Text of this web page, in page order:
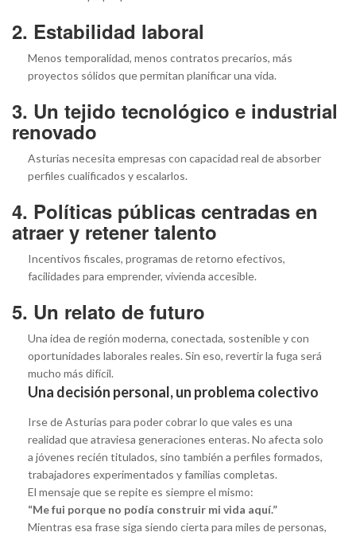
2. Estabilidad laboral
Menos temporalidad, menos contratos precarios, más
proyectos sólidos que permitan planificar una vida.
3. Un tejido tecnológico e industrial
renovado
Asturias necesita empresas con capacidad real de absorber
perfiles cualificados y escalarlos.
4. Políticas públicas centradas en
atraer y retener talento
Incentivos fiscales, programas de retorno efectivos,
facilidades para emprender, vivienda accesible.
5. Un relato de futuro
Una idea de región moderna, conectada, sostenible y con
oportunidades laborales reales. Sin eso, revertir la fuga será
mucho más difícil.
Una decisión personal, un problema colectivo
Irse de Asturias para poder cobrar lo que vales es una
realidad que atraviesa generaciones enteras. No afecta solo
a jóvenes recién titulados, sino también a perfiles formados,
trabajadores experimentados y familias completas.
El mensaje que se repite es siempre el mismo:
“Me fui porque no podía construir mi vida aquí.”
Mientras esa frase siga siendo cierta para miles de personas,